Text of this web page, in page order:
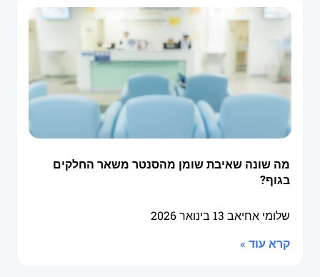
מה שונה שאיבת שומן מהסנטר משאר החלקים
בגוף?
שלומי אחיאב 13 בינואר 2026
קרא עוד »